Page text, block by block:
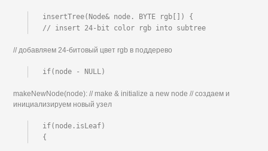
insertTree(Node& node. BYTE rgb[]) {
// insert 24-bit color rgb into subtree
// добавляем 24-битовый цвет rgb в поддерево
if(node - NULL)
makeNewNode(node): // make & initialize a new node // создаем и
инициализируем новый узел
if(node.isLeaf)
{